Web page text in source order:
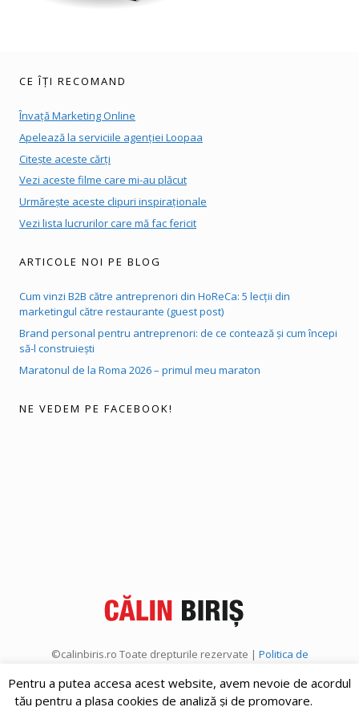
CE ÎȚI RECOMAND
Învață Marketing Online
Apelează la serviciile agenției Loopaa
Citește aceste cărți
Vezi aceste filme care mi-au plăcut
Urmărește aceste clipuri inspiraționale
Vezi lista lucrurilor care mă fac fericit
ARTICOLE NOI PE BLOG
Cum vinzi B2B către antreprenori din HoReCa: 5 lecții din
marketingul către restaurante (guest post)
Brand personal pentru antreprenori: de ce contează și cum începi
să-l construiești
Maratonul de la Roma 2026 – primul meu maraton
NE VEDEM PE FACEBOOK!
©calinbiris.ro Toate drepturile rezervate | Politica de
Pentru a putea accesa acest website, avem nevoie de acordul
tău pentru a plasa cookies de analiză și de promovare.